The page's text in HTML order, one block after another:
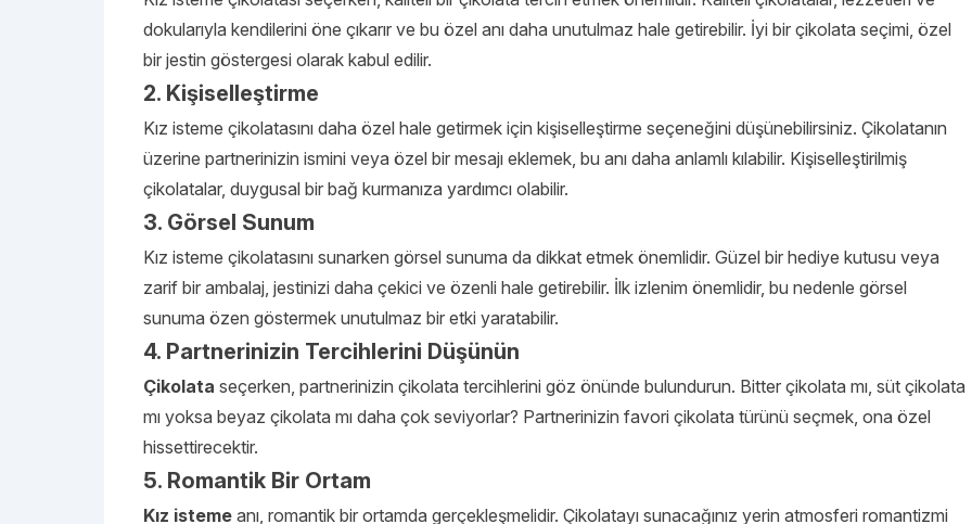
dokularıyla kendilerini öne çıkarır ve bu özel anı daha unutulmaz hale getirebilir. İyi bir çikolata seçimi, özel
bir jestin göstergesi olarak kabul edilir.
2. Kişiselleştirme
Kız isteme çikolatasını daha özel hale getirmek için kişiselleştirme seçeneğini düşünebilirsiniz. Çikolatanın
üzerine partnerinizin ismini veya özel bir mesajı eklemek, bu anı daha anlamlı kılabilir. Kişiselleştirilmiş
çikolatalar, duygusal bir bağ kurmanıza yardımcı olabilir.
3. Görsel Sunum
Kız isteme çikolatasını sunarken görsel sunuma da dikkat etmek önemlidir. Güzel bir hediye kutusu veya
zarif bir ambalaj, jestinizi daha çekici ve özenli hale getirebilir. İlk izlenim önemlidir, bu nedenle görsel
sunuma özen göstermek unutulmaz bir etki yaratabilir.
4. Partnerinizin Tercihlerini Düşünün
Çikolata seçerken, partnerinizin çikolata tercihlerini göz önünde bulundurun. Bitter çikolata mı, süt çikolata
mı yoksa beyaz çikolata mı daha çok seviyorlar? Partnerinizin favori çikolata türünü seçmek, ona özel
hissettirecektir.
5. Romantik Bir Ortam
Kız isteme anı, romantik bir ortamda gerçekleşmelidir. Çikolatayı sunacağınız yerin atmosferi romantizmi